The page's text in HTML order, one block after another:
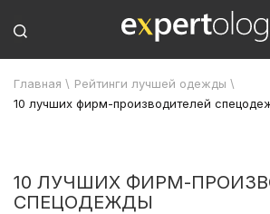
Главная \ Рейтинги лучшей одежды \
10 лучших фирм-производителей
10 ЛУЧШИХ ФИРМ-
СПЕЦОДЕЖДЫ